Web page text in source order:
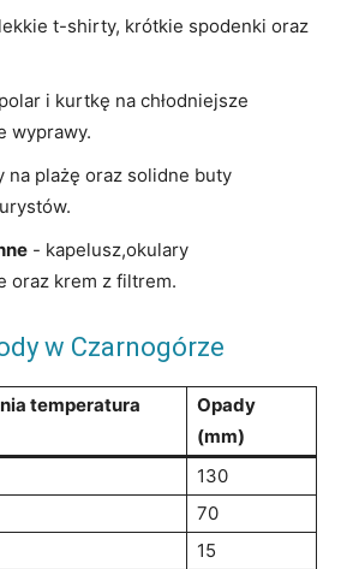
t-shirty, krótkie spodenki oraz
i ​kurtkę ⁤na chłodniejsze
wyprawy.
na plażę oraz solidne buty⁣
⁣- kapelusz,okulary
oraz krem z filtrem.
w⁣ Czarnogórze
temperatura
Opady
(mm)
130
70
15